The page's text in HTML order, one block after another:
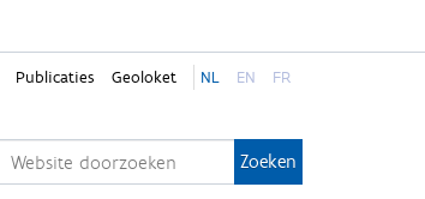
Publicaties Geoloket NL EN FR